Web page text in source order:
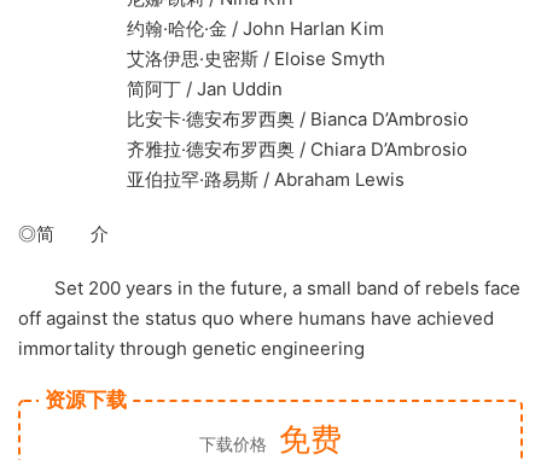
约翰·哈伦·金 / John Harlan Kim
艾洛伊思·史密斯 / Eloise Smyth
简阿丁 / Jan Uddin
比安卡·德安布罗西奥 / Bianca D’Ambrosio
齐雅拉·德安布罗西奥 / Chiara D’Ambrosio
亚伯拉罕·路易斯 / Abraham Lewis
◎简 介
Set 200 years in the future, a small band of rebels face
off against the status quo where humans have achieved
immortality through genetic engineering
资源下载
下载价格 免费